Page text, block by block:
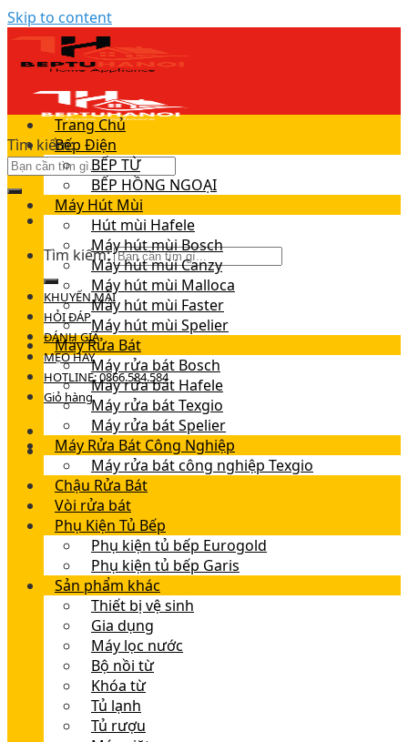
Skip to content
Tìm kiếm:
Tìm kiếm:
KHUYẾN MÃI
HỎI ĐÁP
ĐÁNH GIÁ
MẸO HAY
HOTLINE: 0866.584.584
Giỏ hàng
Trang Chủ
Bếp Điện
BẾP TỪ
BẾP HỒNG NGOẠI
Máy Hút Mùi
Hút mùi Hafele
Máy hút mùi Bosch
Máy hút mùi Canzy
Máy hút mùi Malloca
Máy hút mùi Faster
Máy hút mùi Spelier
Máy Rửa Bát
Máy rửa bát Bosch
Máy rửa bát Hafele
Máy rửa bát Texgio
Máy rửa bát Spelier
Máy Rửa Bát Công Nghiệp
Máy rửa bát công nghiệp Texgio
Chậu Rửa Bát
Vòi rửa bát
Phụ Kiện Tủ Bếp
Phụ kiện tủ bếp Eurogold
Phụ kiện tủ bếp Garis
Sản phẩm khác
Thiết bị vệ sinh
Gia dụng
Máy lọc nước
Bộ nồi từ
Khóa từ
Tủ lạnh
Tủ rượu